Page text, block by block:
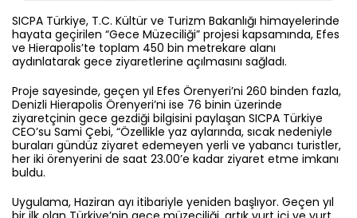
SICPA Türkiye, T.C. Kültür ve Turizm Bakanlığı himayelerinde
hayata geçirilen “Gece Müzeciliği” projesi kapsamında, Efes
ve Hierapolis’te toplam 450 bin metrekare alanı
aydınlatarak gece ziyaretlerine açılmasını sağladı.
Proje sayesinde, geçen yıl Efes Örenyeri’ni 260 binden fazla,
Denizli Hierapolis Örenyeri’ni ise 76 binin üzerinde
ziyaretçinin gece gezdiği bilgisini paylaşan SICPA Türkiye
CEO’su Sami Çebi, “Özellikle yaz aylarında, sıcak nedeniyle
buraları gündüz ziyaret edemeyen yerli ve yabancı turistler,
her iki örenyerini de saat 23.00’e kadar ziyaret etme imkanı
buldu.
Uygulama, Haziran ayı itibariyle yeniden başlıyor. Geçen yıl